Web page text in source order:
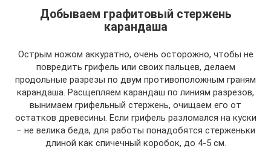
Добываем графитовый стержень
карандаша
Острым ножом аккуратно, очень осторожно, чтобы не
повредить грифель или своих пальцев, делаем
продольные разрезы по двум противоположным граням
карандаша. Расщепляем карандаш по линиям разрезов,
вынимаем грифельный стержень, очищаем его от
остатков древесины. Если грифель разломался на куски
– не велика беда, для работы понадобятся стерженьки
длиной как спичечный коробок, до 4-5 см.